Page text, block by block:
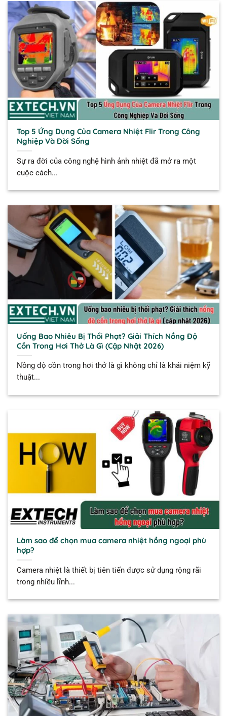
Top 5 Ứng Dụng Của Camera Nhiệt Flir Trong Công
Nghiệp Và Đời Sống
Sự ra đời của công nghệ hình ảnh nhiệt đã mở ra một
cuộc cách...
Uống Bao Nhiêu Bị Thổi Phạt? Giải Thích Nồng Độ
Cồn Trong Hơi Thở Là Gì (Cập Nhật 2026)
Nồng độ cồn trong hơi thở là gì không chỉ là khái niệm kỹ
thuật...
Làm sao để chọn mua camera nhiệt hồng ngoại phù
hợp?
Camera nhiệt là thiết bị tiên tiến được sử dụng rộng rãi
trong nhiều lĩnh...